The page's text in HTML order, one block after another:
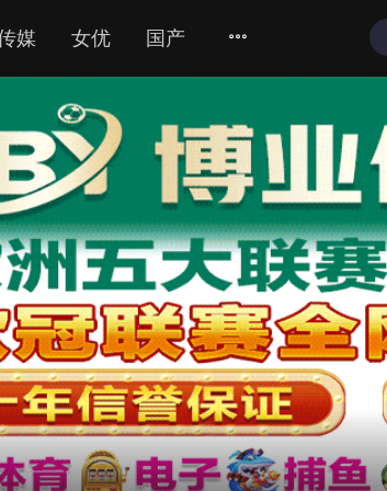
首页 现代言情